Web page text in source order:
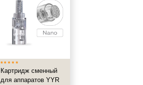
Картридж сменный
для аппаратов YYR